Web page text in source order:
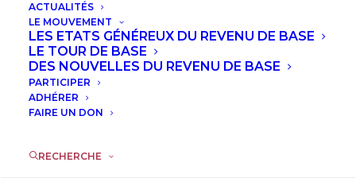
ACTUALITÉS
LE MOUVEMENT
LES ETATS GÉNÉREUX DU REVENU DE BASE
LE TOUR DE BASE
DES NOUVELLES DU REVENU DE BASE
PARTICIPER
ADHÉRER
FAIRE UN DON
RECHERCHE
Une étape
intermédiaire vers
un revenu universel
est-elle vraiment
nécessaire ?